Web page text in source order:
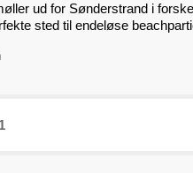
ud for Sønderstrand i
sted til endeløse